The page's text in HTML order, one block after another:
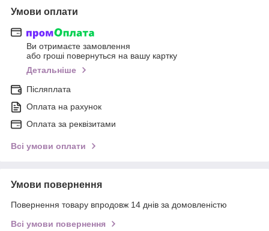
Умови оплати
Ви отримаєте замовлення
або гроші повернуться на вашу картку
Детальніше
Післяплата
Оплата на рахунок
Оплата за реквізитами
Всі умови оплати
Умови повернення
Повернення товару впродовж 14 днів за домовленістю
Всі умови повернення